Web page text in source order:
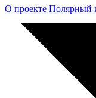
О проекте Полярный